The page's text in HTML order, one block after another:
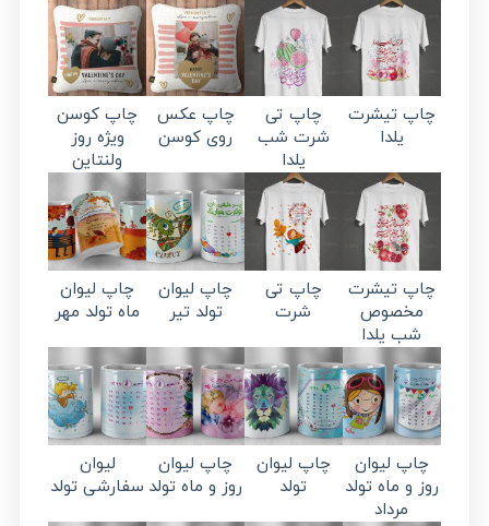
چاپ تیشرت
یلدا
چاپ تی
شرت شب
یلدا
چاپ عکس
روی کوسن
چاپ کوسن
ویژه روز
ولنتاین
چاپ تیشرت
مخصوص
شب یلدا
چاپ تی
شرت
چاپ لیوان
تولد تیر
چاپ لیوان
ماه تولد مهر
چاپ لیوان
روز و ماه تولد
مرداد
چاپ لیوان
تولد
چاپ لیوان
روز و ماه تولد
لیوان
سفارشی تولد